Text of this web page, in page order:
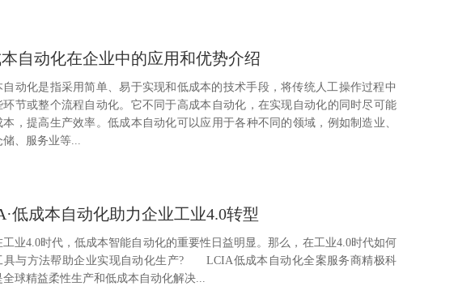
自动化在企业中的应用和优势介绍
自动化是指采用简单、易于实现和低成本的技术手段，将传统人工操作过程中
环节或整个流程自动化。它不同于高成本自动化，在实现自动化的同时尽可能
本，提高生产效率。低成本自动化可以应用于各种不同的领域，例如制造业、
储、服务业等...
低成本自动化助力企业工业4.0转型
4.0时代，低成本智能自动化的重要性日益明显。那么，在工业4.0时代如何
具与方法帮助企业实现自动化生产? LCIA低成本自动化全案服务商精极科
全球精益柔性生产和低成本自动化解决...